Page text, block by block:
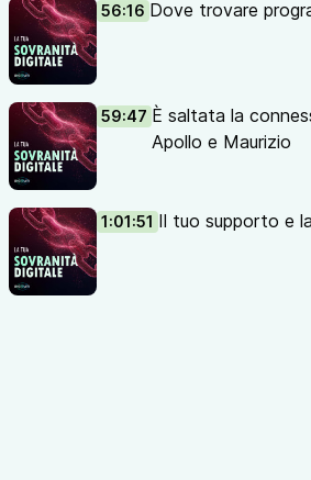
Desktop Environment: in italiano
scrivania virtuale, quindi ciò che vedi
ha finito di avviarsi. L’obiettivo di un
l’uso del computer. In altre parole è
di questi sistemi operativi. Apollo ha
assomiglia più a un’interfaccia da
Articolo su cosa sia l’open-source:
https://www.redhat.com/it/topics/
open-source-software
56:16 Dove trovare
59:47 È saltata la
Apollo e Maurizio
1:01:51 Il tuo supporto e